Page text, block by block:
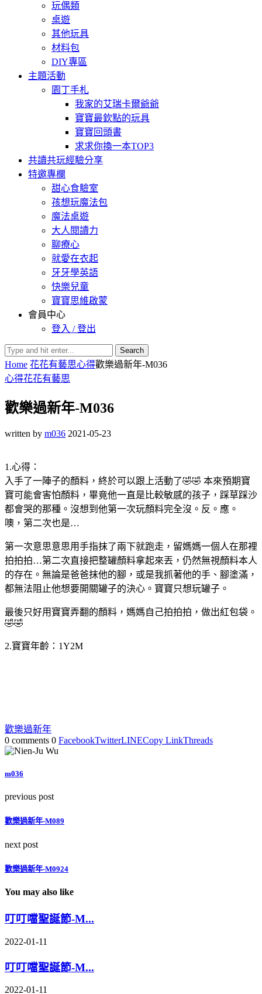
玩偶類
桌遊
其他玩具
材料包
DIY專區
主題活動
園丁手札
我家的艾瑞卡爾爺爺
寶寶最欽點的玩具
寶寶回頭書
求求你換一本TOP3
共讀共玩經驗分享
特邀專欄
甜心食驗室
孩想玩魔法包
魔法桌遊
大人閱讀力
聊療心
就愛在衣起
牙牙學英語
快樂兒童
寶寶思維啟蒙
會員中心
登入 / 登出
Search
Home 花花有藝思心得歡樂過新年-M036
心得花花有藝思
歡樂過新年-M036
written by m036 2021-05-23
1.心得：
入手了一陣子的顏料，終於可以跟上活動了🤣🤣 本來預期寶
寶可能會害怕顏料，畢竟他一直是比較敏感的孩子，踩草踩沙
都會哭的那種。沒想到他第一次玩顏料完全沒。反。應。
噢，第二次也是…
第一次意思意思用手指抹了兩下就跑走，留媽媽一個人在那裡
拍拍拍…第二次直接把整罐顏料拿起來丟，仍然無視顏料本人
的存在。無論是爸爸抹他的腳，或是我抓著他的手、腳塗滿，
都無法阻止他想要開關罐子的決心。寶寶只想玩罐子。
最後只好用寶寶弄翻的顏料，媽媽自己拍拍拍，做出紅包袋。
🤣🤣
2.寶寶年齡：1Y2M
歡樂過新年
0 comments 0 FacebookTwitterLINECopy LinkThreads
m036
previous post
歡樂過新年-M089
next post
歡樂過新年-M0924
You may also like
叮叮噹聖誕節-M...
2022-01-11
叮叮噹聖誕節-M...
2022-01-11